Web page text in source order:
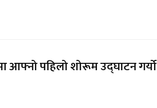
आफ्नो पहिलो शोरूम उद्घाटन गर्यो